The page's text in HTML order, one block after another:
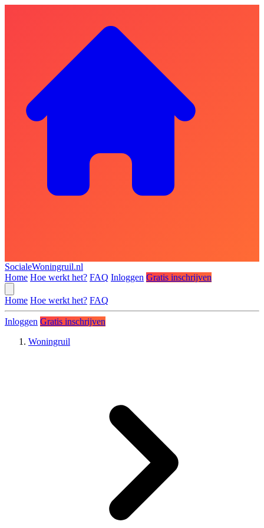
SocialeWoningruil.nl
Home Hoe werkt het? FAQ Inloggen Gratis inschrijven
Home Hoe werkt het? FAQ
Inloggen Gratis inschrijven
Woningruil